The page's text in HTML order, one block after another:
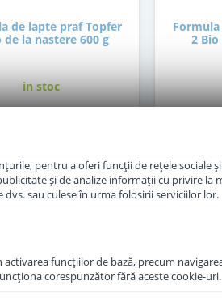
de lapte praf Topfer
de la nastere 600 g
in stoc
Adauga in cos
2 Bio
pentru a oferi funcții de rețele sociale
și de analize informații cu privire la
sau culese în urma folosirii serviciilor lor.
funcţiilor de bază, precum
corespunzător fără aceste cookie-uri.